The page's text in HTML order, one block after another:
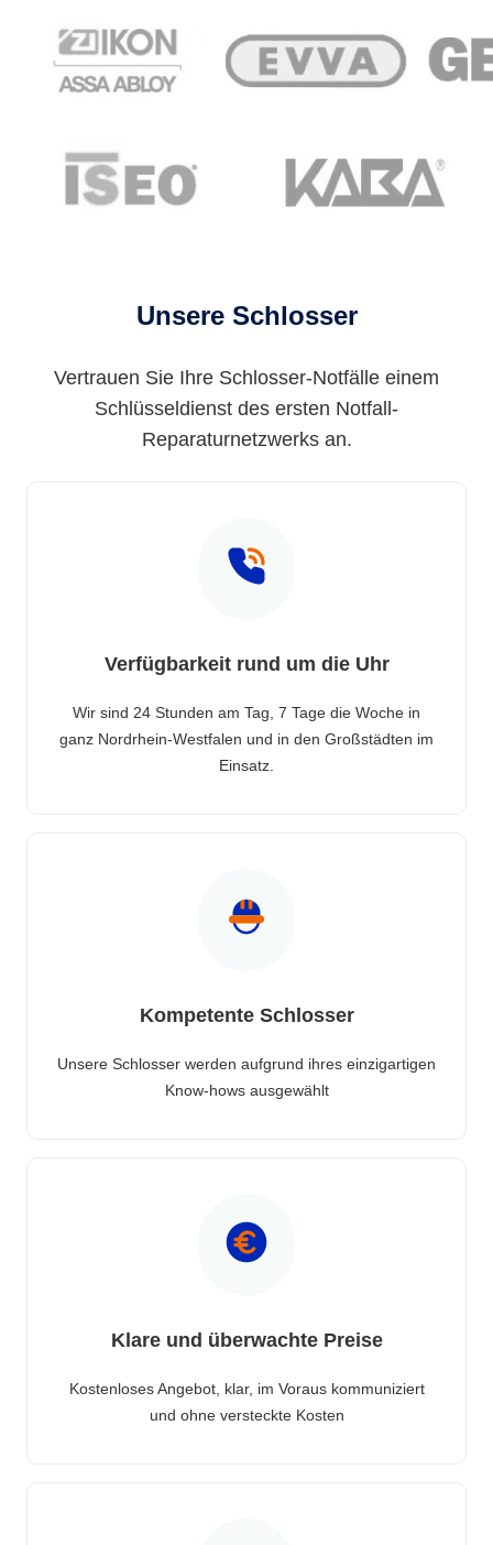
Unsere Schlosser
Vertrauen Sie Ihre Schlosser-Notfälle einem
Schlüsseldienst des ersten Notfall-
Reparaturnetzwerks an.
Verfügbarkeit rund um die Uhr
Wir sind 24 Stunden am Tag, 7 Tage die Woche in
ganz Nordrhein-Westfalen und in den Großstädten im
Einsatz.
Kompetente Schlosser
Unsere Schlosser werden aufgrund ihres einzigartigen
Know-hows ausgewählt
Klare und überwachte Preise
Kostenloses Angebot, klar, im Voraus kommuniziert
und ohne versteckte Kosten